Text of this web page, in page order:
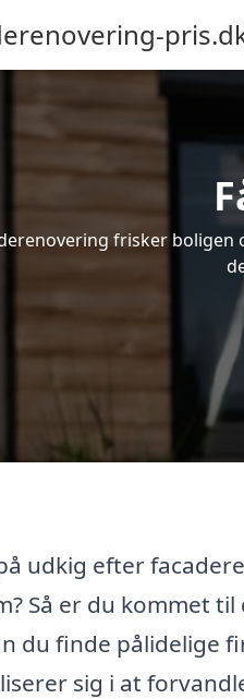
frisker
udkig efter
Så er du kommet
du finde pålidelige
sig i at